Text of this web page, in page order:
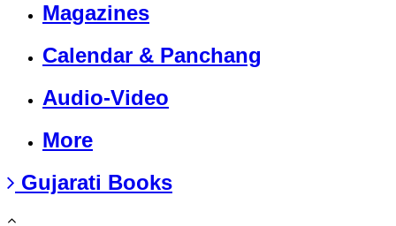
Magazines
Calendar & Panchang
Audio-Video
More
Gujarati Books